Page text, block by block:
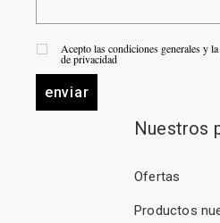
Acepto las condiciones generales y
de privacidad
enviar
Nuestros
Ofertas
Productos